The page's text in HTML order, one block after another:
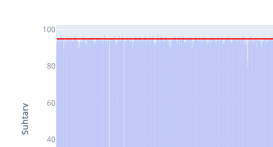
40
60
80
100
Suhtarv